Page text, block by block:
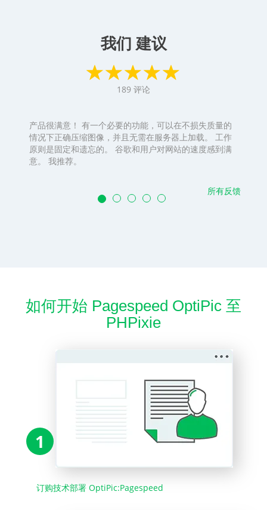
我们 建议
189 评论
产品很满意！ 有一个必要的功能，可以在不损失质量的
情况下正确压缩图像，并且无需在服务器上加载。 工作
原则是固定和遗忘的。 谷歌和用户对网站的速度感到满
意。 我推荐。
所有反馈
如何开始 Pagespeed OptiPic 至
PHPixie
1
订购技术部署 OptiPic:Pagespeed